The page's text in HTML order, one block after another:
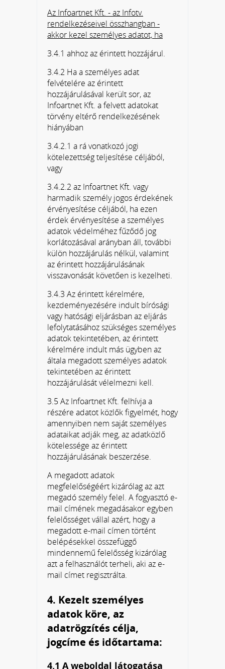
Az Infoartnet Kft. - az Infotv.
rendelkezéseivel összhangban -
akkor kezel személyes adatot, ha
3.4.1 ahhoz az érintett hozzájárul.
3.4.2 Ha a személyes adat
felvételére az érintett
hozzájárulásával került sor, az
Infoartnet Kft. a felvett adatokat
törvény eltérő rendelkezésének
hiányában
3.4.2.1 a rá vonatkozó jogi
kötelezettség teljesítése céljából,
vagy
3.4.2.2 az Infoartnet Kft. vagy
harmadik személy jogos érdekének
érvényesítése céljából, ha ezen
érdek érvényesítése a személyes
adatok védelméhez fűződő jog
korlátozásával arányban áll, további
külön hozzájárulás nélkül, valamint
az érintett hozzájárulásának
visszavonását követően is kezelheti.
3.4.3 Az érintett kérelmére,
kezdeményezésére indult bírósági
vagy hatósági eljárásban az eljárás
lefolytatásához szükséges személyes
adatok tekintetében, az érintett
kérelmére indult más ügyben az
általa megadott személyes adatok
tekintetében az érintett
hozzájárulását vélelmezni kell.
3.5 Az Infoartnet Kft. felhívja a
részére adatot közlők figyelmét, hogy
amennyiben nem saját személyes
adataikat adják meg, az adatközlő
kötelessége az érintett
hozzájárulásának beszerzése.
A megadott adatok
megfelelőségéért kizárólag az azt
megadó személy felel. A fogyasztó e-
mail címének megadásakor egyben
felelősséget vállal azért, hogy a
megadott e-mail címen történt
belépésekkel összefüggő
mindennemű felelősség kizárólag
azt a felhasználót terheli, aki az e-
mail címet regisztrálta.
4. Kezelt személyes
adatok köre, az
adatrögzítés célja,
jogcíme és időtartama:
4.1 A weboldal látogatása